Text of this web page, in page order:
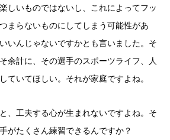
しいものではないし、これによってフッ
まらないものにしてしまう可能性があ
いんじゃないですかとも言いました。そ
余計に、その選手のスポーツライフ、人
ていてほしい。それが家庭ですよね。
、工夫する心が生まれないですよね。そ
がたくさん練習できるんですか？